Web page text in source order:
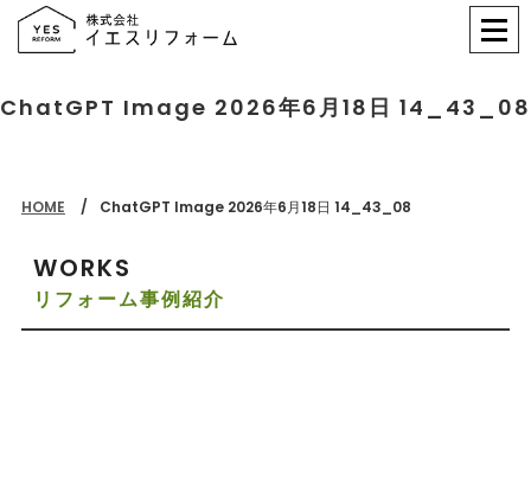
ChatGPT Image 2026年6月18日 14_43_08
HOME ChatGPT Image 2026年6月18日 14_43_08
WORKS
リフォーム事例紹介